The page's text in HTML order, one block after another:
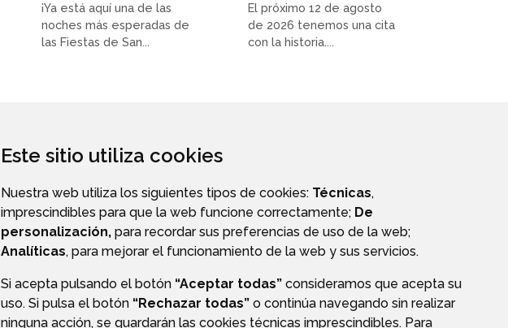
Este sitio utiliza cookies
Nuestra web utiliza los siguientes tipos de cookies: Técnicas,
imprescindibles para que la web funcione correctamente; De
personalización, para recordar sus preferencias de uso de la web;
Analíticas, para mejorar el funcionamiento de la web y sus servicios.
Si acepta pulsando el botón “Aceptar todas” consideramos que acepta su
uso. Si pulsa el botón “Rechazar todas” o continúa navegando sin realizar
ninguna acción, se guardarán las cookies técnicas imprescindibles. Para
¡Ya está aquí una de las
noches más esperadas de
las Fiestas de San...
El próximo 12 de agosto
de 2026 tenemos una cita
con la historia....
AYUDAS Y SUBVENCIONES PERFIL DEL CONTRATANTE